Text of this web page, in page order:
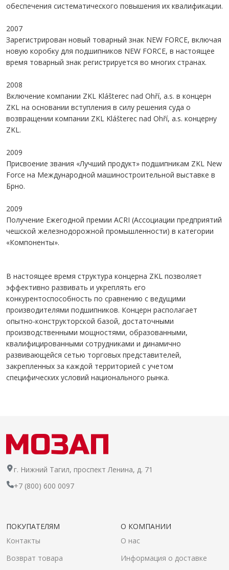
обеспечения систематического повышения их квалификации.
2007
Зарегистрирован новый товарный знак NEW FORCE, включая
новую коробку для подшипников NEW FORCE, в настоящее
время товарный знак регистрируется во многих странах.
2008
Включение компании ZKL Klášterec nad Ohří, a.s. в концерн
ZKL на основании вступления в силу решения суда о
возвращении компании ZKL Klášterec nad Ohří, a.s. концерну
ZKL.
2009
Присвоение звания «Лучший продукт» подшипникам ZKL New
Force на Международной машиностроительной выставке в
Брно.
2009
Получение Ежегодной премии ACRI (Ассоциации предприятий
чешской железнодорожной промышленности) в категории
«Компоненты».
В настоящее время структура концерна ZKL позволяет
эффективно развивать и укреплять его
конкурентоспособность по сравнению с ведущими
производителями подшипников. Концерн располагает
опытно-конструкторской базой, достаточными
производственными мощностями, образованными,
квалифицированными сотрудниками и динамично
развивающейся сетью торговых представителей,
закрепленных за каждой территорией с учетом
специфических условий национального рынка.
г. Нижний Тагил, проспект Ленина, д. 71
+7 (800) 600 0097
ПОКУПАТЕЛЯМ
Контакты
Возврат товара
О КОМПАНИИ
О нас
Информация о доставке